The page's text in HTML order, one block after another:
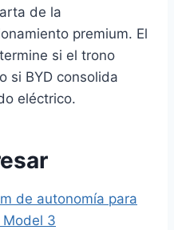
de la
premium. El
si el trono
si BYD consolida
eléctrico.
de autonomía para
Model 3